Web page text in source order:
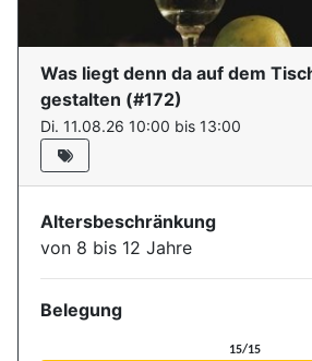
Was liegt denn da auf dem
gestalten (#172)
Di. 11.08.26 10:00 bis 13:00
Altersbeschränkung
von 8 bis 12 Jahre
Belegung
15/15